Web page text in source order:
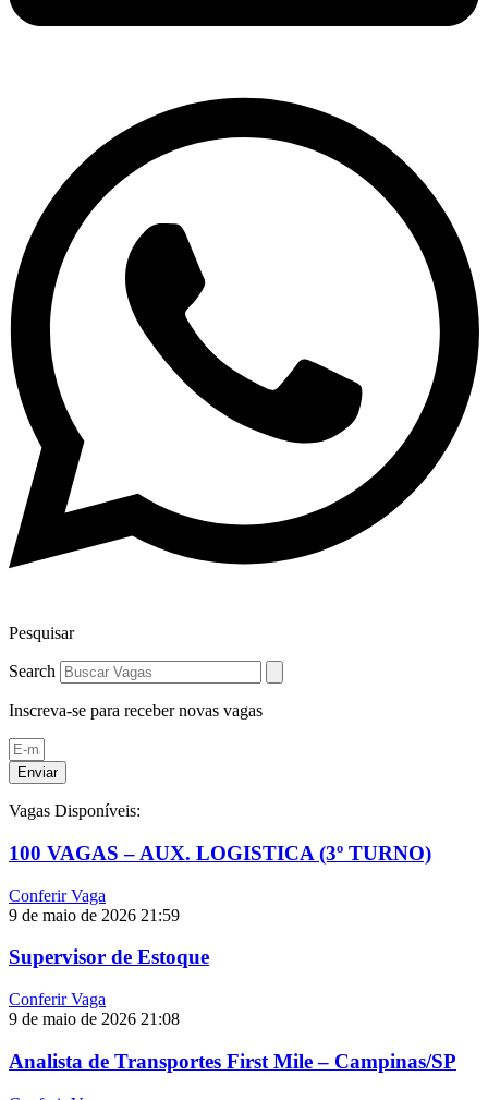
Pesquisar
Search
Inscreva-se para receber novas vagas
Enviar
Vagas Disponíveis:
100 VAGAS – AUX. LOGISTICA (3º TURNO)
Conferir Vaga
9 de maio de 2026 21:59
Supervisor de Estoque
Conferir Vaga
9 de maio de 2026 21:08
Analista de Transportes First Mile – Campinas/SP